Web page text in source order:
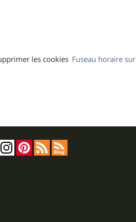
Fuseau horaire sur
les cookies